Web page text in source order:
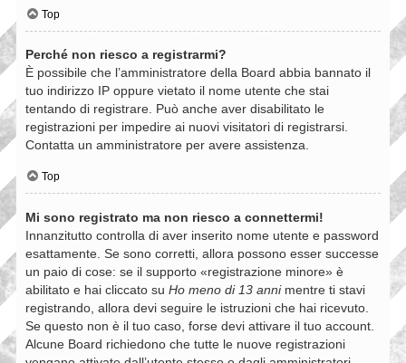
Top
Perché non riesco a registrarmi?
È possibile che l’amministratore della Board abbia bannato il
tuo indirizzo IP oppure vietato il nome utente che stai
tentando di registrare. Può anche aver disabilitato le
registrazioni per impedire ai nuovi visitatori di registrarsi.
Contatta un amministratore per avere assistenza.
Top
Mi sono registrato ma non riesco a connettermi!
Innanzitutto controlla di aver inserito nome utente e password
esattamente. Se sono corretti, allora possono esser successe
un paio di cose: se il supporto «registrazione minore» è
abilitato e hai cliccato su Ho meno di 13 annimentre ti stavi
registrando, allora devi seguire le istruzioni che hai ricevuto.
Se questo non è il tuo caso, forse devi attivare il tuo account.
Alcune Board richiedono che tutte le nuove registrazioni